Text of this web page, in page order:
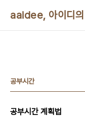
aaidee, 아이디의
공부시간
공부시간 계획법